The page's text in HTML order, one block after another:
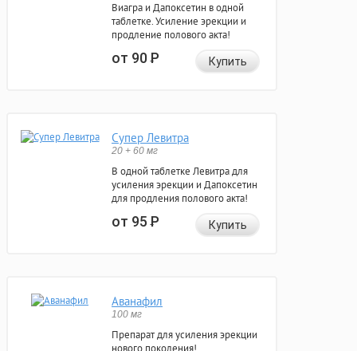
Виагра и Дапоксетин в одной
таблетке. Усиление эрекции и
продление полового акта!
от 90Р Купить
Супер Левитра
20 + 60 мг
В одной таблетке Левитра для
усиления эрекции и Дапоксетин
для продления полового акта!
от 95Р Купить
Аванафил
100 мг
Препарат для усиления эрекции